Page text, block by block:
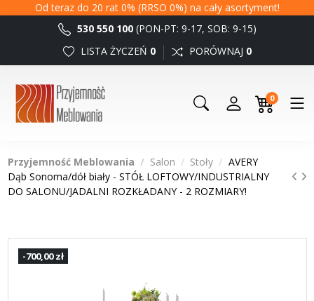
Od teraz do 20 rat 0% (RRSO 0%) na cały asortyment!
530 550 100 (PON-PT: 9-17, SOB: 9-15)
LISTA ŻYCZEŃ 0 PORÓWNAJ 0
0
Przyjemność Meblowania Salon Stoły
AVERY
Dąb Sonoma/dół biały - STÓŁ LOFTOWY/INDUSTRIALNY
DO SALONU/JADALNI ROZKŁADANY - 2 ROZMIARY!
-700,00 zł